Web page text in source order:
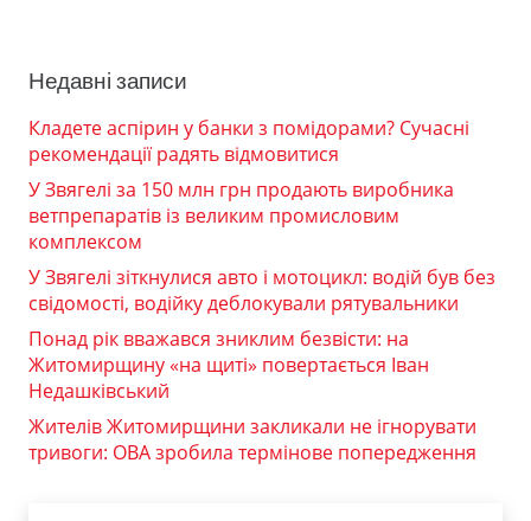
Недавні записи
Кладете аспірин у банки з помідорами? Сучасні
рекомендації радять відмовитися
У Звягелі за 150 млн грн продають виробника
ветпрепаратів із великим промисловим
комплексом
У Звягелі зіткнулися авто і мотоцикл: водій був без
свідомості, водійку деблокували рятувальники
Понад рік вважався зниклим безвісти: на
Житомирщину «на щиті» повертається Іван
Недашківський
Жителів Житомирщини закликали не ігнорувати
тривоги: ОВА зробила термінове попередження